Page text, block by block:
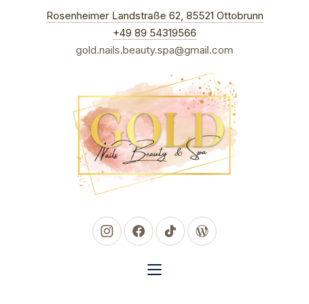
Rosenheimer Landstraße 62, 85521 OttobrunnNew
+49 89 54319566
gold.nails.beauty.spa@gmail.com
New Window
New Window
New WindowNew Window
NAVIGATION